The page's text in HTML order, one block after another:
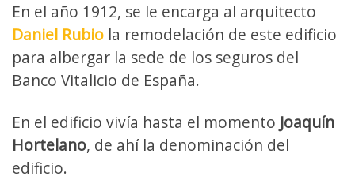
En el año 1912, se le encarga al arquitecto
Daniel Rubio la remodelación de este edificio
para albergar la sede de los seguros del
Banco Vitalicio de España.
En el edificio vivía hasta el momento Joaquín
Hortelano, de ahí la denominación del
edificio.